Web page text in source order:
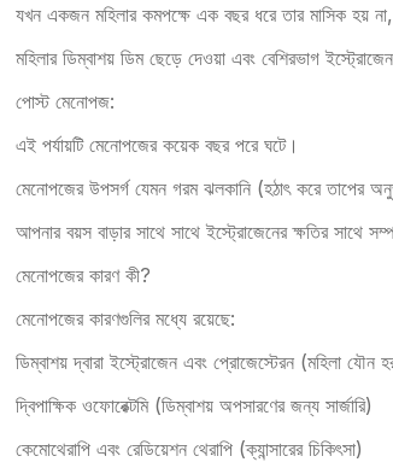
যখন একজন মহিলার কমপক্ষে এক বছর ধরে তার মাসিক হয়
মহিলার ডিম্বাশয় ডিম ছেড়ে দেওয়া এবং বেশিরভাগ
পোস্ট মেনোপজ:
এই পর্যায়টি মেনোপজের কয়েক বছর পরে ঘটে।
মেনোপজের উপসর্গ যেমন গরম ঝলকানি (হঠাৎ করে তাপের
আপনার বয়স বাড়ার সাথে সাথে ইস্ট্রোজেনের ক্ষতির সাথে
মেনোপজের কারণ কী?
মেনোপজের কারণগুলির মধ্যে রয়েছে:
ডিম্বাশয় দ্বারা ইস্ট্রোজেন এবং প্রোজেস্টেরন (মহিলা যৌন
দ্বিপাক্ষিক ওফোরেক্টমি (ডিম্বাশয় অপসারণের জন্য সার্জারি)
কেমোথেরাপি এবং রেডিয়েশন থেরাপি (ক্যান্সারের চিকিৎসা)